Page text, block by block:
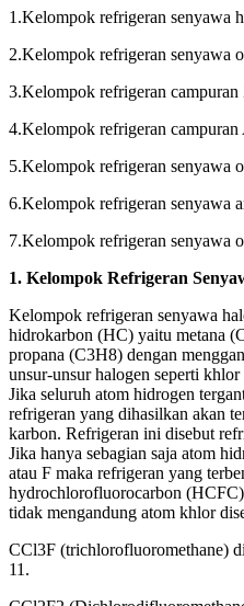
1.Kelompok refrigeran senyawa
2.Kelompok refrigeran senyawa
3.Kelompok refrigeran campuran
4.Kelompok refrigeran campuran
5.Kelompok refrigeran senyawa
6.Kelompok refrigeran senyawa
7.Kelompok refrigeran senyawa
1. Kelompok Refrigeran
Kelompok refrigeran senyawa
hidrokarbon (HC) yaitu metana
propana (C3H8) dengan
unsur-unsur halogen seperti
Jika seluruh atom hidrogen
refrigeran yang dihasilkan akan
karbon. Refrigeran ini disebut
Jika hanya sebagian saja atom
atau F maka refrigeran yang
hydrochlorofluorocarbon
tidak mengandung atom khlor
CCl3F (trichlorofluoromethane)
11.